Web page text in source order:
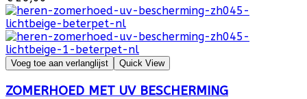
Voeg toe aan verlanglijst Quick View
ZOMERHOED MET UV BESCHERMING